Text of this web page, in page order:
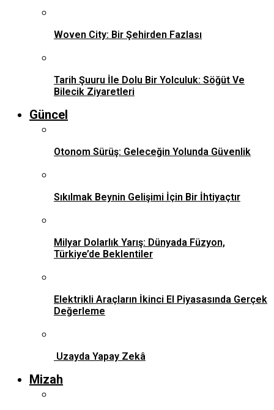
Woven City: Bir Şehirden Fazlası
Tarih Şuuru İle Dolu Bir Yolculuk: Söğüt Ve
Bilecik Ziyaretleri
Güncel
Otonom Sürüş: Geleceğin Yolunda Güvenlik
Sıkılmak Beynin Gelişimi İçin Bir İhtiyaçtır
Milyar Dolarlık Yarış: Dünyada Füzyon,
Türkiye’de Beklentiler
Elektrikli Araçların İkinci El Piyasasında Gerçek
Değerleme
Uzayda Yapay Zekâ
Mizah